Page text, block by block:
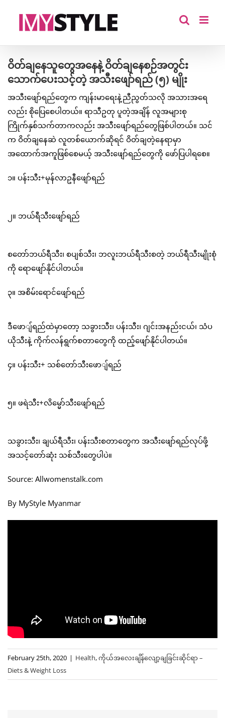
ဝိတ်ချနေသူတွေအနေနဲ့ ဝိတ်ချနေစဉ်အတွင်း
သောက်ပေးသင့်တဲ့ အသီး‌ဖျော်ရည် (၅) မျိုး
အသီးဖျော်ရည်တွေက ကျန်းမာရေးနဲ့ညီညွတ်သလို အသားအရေ
လည်း စိုပြေစေပါတယ်။ ရာသီဥတု ပူတဲ့အချိန် လူအများစု
ကြိုက်နှစ်သက်တာကလည်း အသီးဖျော်ရည်တွေဖြစ်ပါတယ်။ သင်
က ဝိတ်ချနေဆဲ လူတစ်ယောက်ဆိုရင် ဝိတ်ချတဲ့နေရာမှာ
အထောက်အကူဖြစ်စေမယ့် အသီးဖျော်ရည်တွေကို ဖော်ပြပါရစေ။
၁။ ပန်းသီး+မုန်လာဥနီဖျော်ရည်
၂။ ဘယ်ရီသီးဖျော်ရည်
စတော်ဘယ်ရီသီး၊ စပျစ်သီး၊ ဘလူးဘယ်ရီသီးစတဲ့ ဘယ်ရီသီးမျိုးစုံ
ကို ရောဖျော်နိုင်ပါတယ်။
၃။ အစိမ်းရောင်ဖျော်ရည်
ဒီဖောျ်ရည်ထဲမှာတော့ သခွားသီး၊ ပန်းသီး၊ ဂျင်းအနည်းငယ်၊ သံပ
ယိုသီးနဲ့ ကိုက်လန်ရွက်စတာတွေကို ထည့်ဖျော်နိုင်ပါတယ်။
၄။ ပန်းသီး+ သစ်တော်သီးဖောျ်ရည်
၅။ ဖရဲသီး+လိမ္မော်သီးဖျော်ရည်
သခွားသီး၊ ချယ်ရီသီး၊ ပန်းသီးစတာတွေက အသီးဖျော်ရည်လုပ်ဖို့
အသင့်တော်ဆုံး သစ်သီးတွေပါပဲ။
Source: Allwomenstalk.com
By MyStyle Myanmar
February 25th, 2020 | Health,ကိုယ်အလေးချိန်လျော့ချခြင်းဆိုင်ရာ –
Diets & Weight Loss